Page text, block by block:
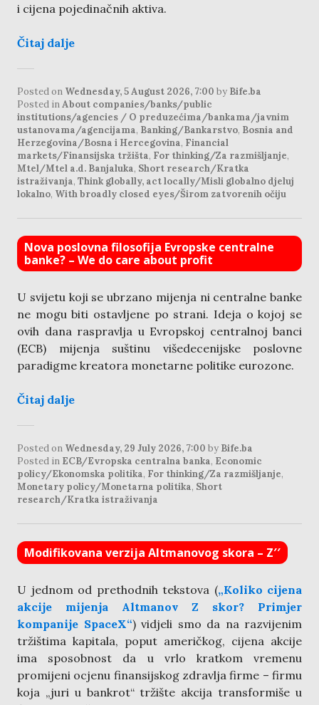
i cijena pojedinačnih aktiva.
Čitaj dalje
Posted on Wednesday, 5 August 2026, 7:00 by Bife.ba
Posted inAbout companies/banks/public
institutions/agencies / O preduzećima/bankama/javnim
ustanovama/agencijama, Banking/Bankarstvo, Bosnia and
Herzegovina/Bosna i Hercegovina, Financial
markets/Finansijska tržišta, For thinking/Za razmišljanje,
Mtel/Mtel a.d. Banjaluka, Short research/Kratka
istraživanja, Think globally, act locally/Misli globalno djeluj
lokalno, With broadly closed eyes/Širom zatvorenih očiju
Nova poslovna filosofija Evropske centralne
banke? – We do care about profit
U svijetu koji se ubrzano mijenja ni centralne banke
ne mogu biti ostavljene po strani. Ideja o kojoj se
ovih dana raspravlja u Evropskoj centralnoj banci
(ECB) mijenja suštinu višedecenijske poslovne
paradigme kreatora monetarne politike eurozone.
Čitaj dalje
Posted on Wednesday, 29 July 2026, 7:00 by Bife.ba
Posted in ECB/Evropska centralna banka, Economic
policy/Ekonomska politika, For thinking/Za razmišljanje,
Monetary policy/Monetarna politika, Short
research/Kratka istraživanja
Modifikovana verzija Altmanovog skora – Z′′
U jednom od prethodnih tekstova („Koliko cijena
akcije mijenja Altmanov Z skor? Primjer
kompanije SpaceX“) vidjeli smo da na razvijenim
tržištima kapitala, poput američkog, cijena akcije
ima sposobnost da u vrlo kratkom vremenu
promijeni ocjenu finansijskog zdravlja firme – firmu
koja „juri u bankrot“ tržište akcija transformiše u